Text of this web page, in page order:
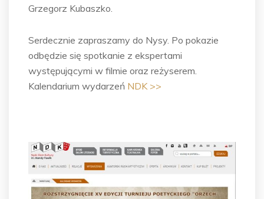
Grzegorz Kubaszko.
Serdecznie zapraszamy do Nysy. Po pokazie
odbędzie się spotkanie z ekspertami
występującymi w filmie oraz reżyserem.
Kalendarium wydarzeń NDK >>